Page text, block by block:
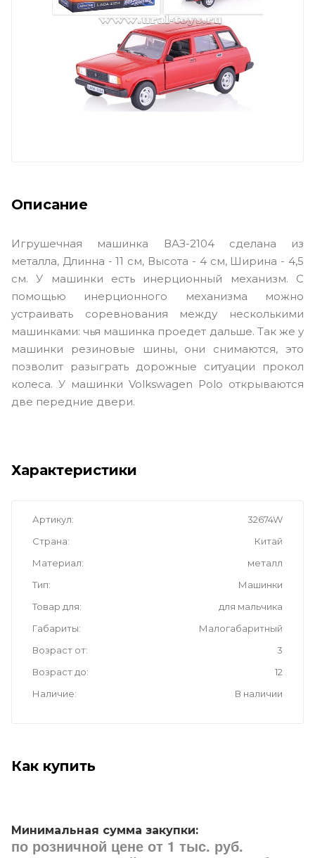
Описание
Игрушечная машинка ВАЗ-2104 сделана из
металла, Длинна - 11 см, Высота - 4 см, Ширина - 4,5
см. У машинки есть инерционный механизм. С
помощью инерционного механизма можно
устраивать соревнования между несколькими
машинками: чья машинка проедет дальше. Так же у
машинки резиновые шины, они снимаются, это
позволит разыграть дорожные ситуации прокол
колеса. У машинки Volkswagen Polo открываются
две передние двери.
Характеристики
Артикул
32674W
Страна
Китай
Материал
металл
Тип
Машинки
Товар для
для мальчика
Габариты
Малогабаритный
Возраст от
3
Возраст до
12
Наличие
В наличии
Как купить
Минимальная сумма закупки:
по розничной цене от 1 тыс. руб.